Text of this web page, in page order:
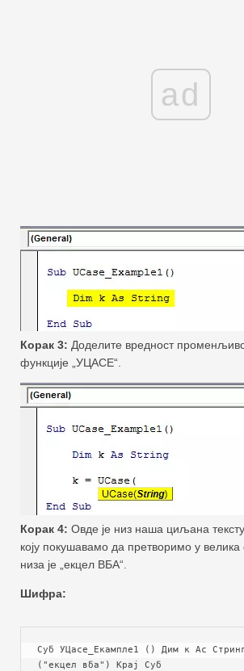
ad
Корак 3: Доделите вредност
функције „УЦАСЕ“.
Корак 4: Овде је низ наша циљана
коју покушавамо да претворимо у
низа је „екцел ВБА“.
Шифра:
Суб УЦасе_Екампле1 () Дим к Ас
("екцел вба") Крај Суб